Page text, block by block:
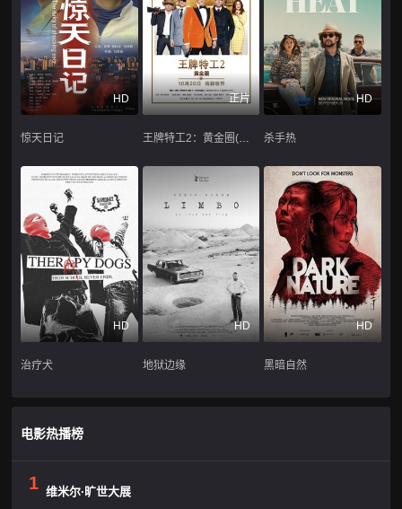
HD
惊天日记
正片
王牌特工2：黄金圈(国语版)
HD
杀手热
HD
治疗犬
HD
地狱边缘
HD
黑暗自然
电影热播榜
1 维米尔·旷世大展